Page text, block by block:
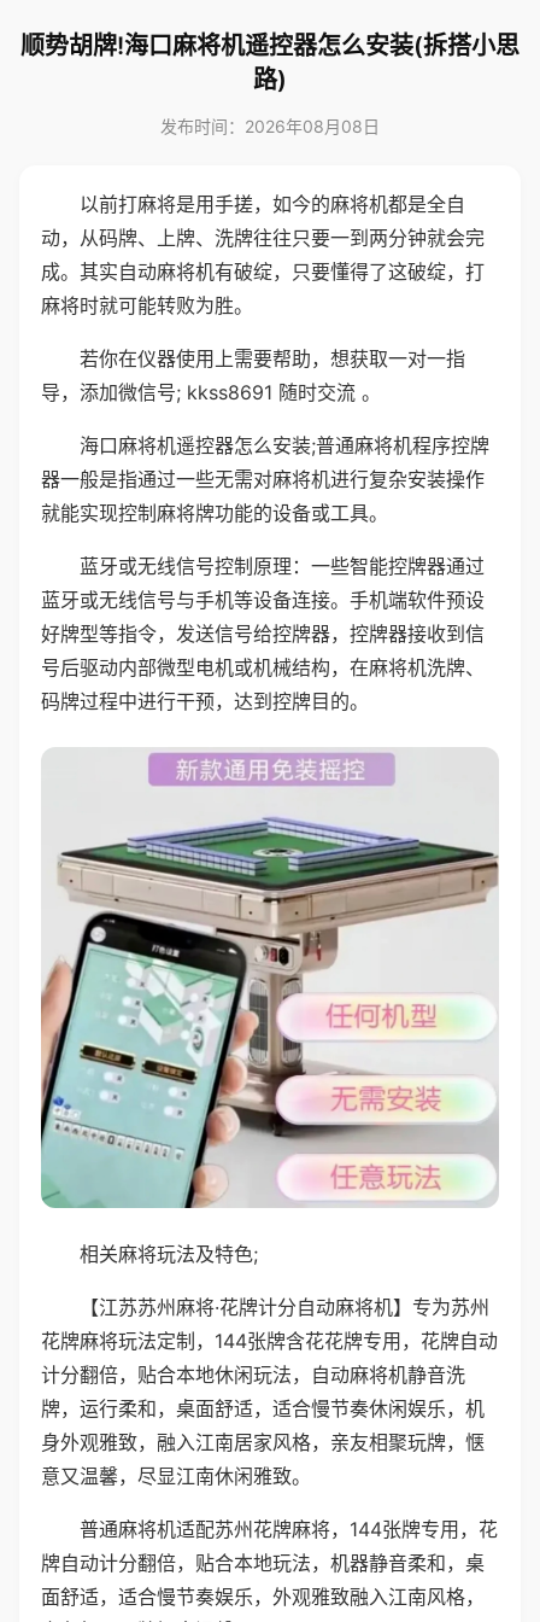
顺势胡牌!海口麻将机遥控器怎么安装(拆搭小思
路)
发布时间：2026年08月08日
以前打麻将是用手搓，如今的麻将机都是全自
动，从码牌、上牌、洗牌往往只要一到两分钟就会完
成。其实自动麻将机有破绽，只要懂得了这破绽，打
麻将时就可能转败为胜。
若你在仪器使用上需要帮助，想获取一对一指
导，添加微信号; kkss8691 随时交流 。
海口麻将机遥控器怎么安装;普通麻将机程序控牌
器一般是指通过一些无需对麻将机进行复杂安装操作
就能实现控制麻将牌功能的设备或工具。
蓝牙或无线信号控制原理：一些智能控牌器通过
蓝牙或无线信号与手机等设备连接。手机端软件预设
好牌型等指令，发送信号给控牌器，控牌器接收到信
号后驱动内部微型电机或机械结构，在麻将机洗牌、
码牌过程中进行干预，达到控牌目的。
相关麻将玩法及特色;
【江苏苏州麻将·花牌计分自动麻将机】专为苏州
花牌麻将玩法定制，144张牌含花花牌专用，花牌自动
计分翻倍，贴合本地休闲玩法，自动麻将机静音洗
牌，运行柔和，桌面舒适，适合慢节奏休闲娱乐，机
身外观雅致，融入江南居家风格，亲友相聚玩牌，惬
意又温馨，尽显江南休闲雅致。
普通麻将机适配苏州花牌麻将，144张牌专用，花
牌自动计分翻倍，贴合本地玩法，机器静音柔和，桌
面舒适，适合慢节奏娱乐，外观雅致融入江南风格，